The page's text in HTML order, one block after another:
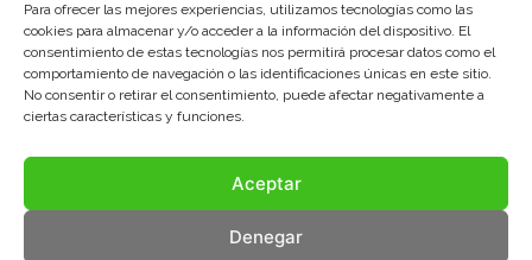
Para ofrecer las mejores experiencias, utilizamos tecnologías como las
cookies para almacenar y/o acceder a la información del dispositivo. El
consentimiento de estas tecnologías nos permitirá procesar datos como el
comportamiento de navegación o las identificaciones únicas en este sitio.
No consentir o retirar el consentimiento, puede afectar negativamente a
ciertas características y funciones.
Aceptar
Denegar